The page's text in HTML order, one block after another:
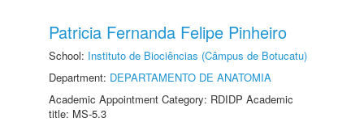
Patricia Fernanda Felipe Pinheiro
School: Instituto de Biociências (Câmpus de Botucatu)
Department: DEPARTAMENTO DE ANATOMIA
Academic Appointment Category: RDIDP Academic
title: MS-5.3